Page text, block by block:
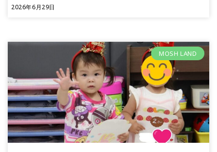
2026年6月29日
MOSH LAND